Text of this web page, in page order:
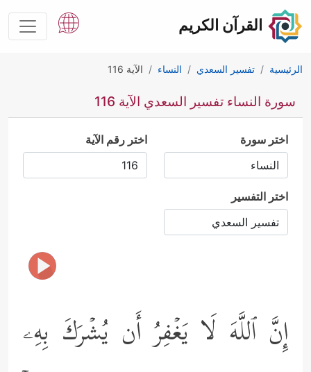
القرآن الكريم
الرئيسية تفسير السعدي النساء الآية 116
سورة النساء تفسير السعدي الآية 116
اختر سورة اختر رقم الآية
اختر التفسير
إِنَّ ٱللَّهَ لَا یَغۡفِرُ أَن یُشۡرَكَ بِهِۦ